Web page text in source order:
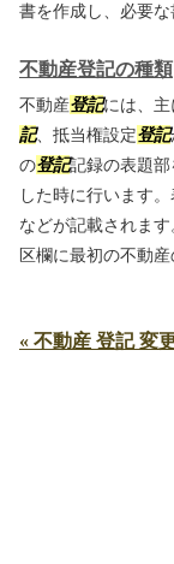
書を作成し、必要な
不動産登記の種類
不動産登記には、
記、抵当権設定登記
の登記記録の表題
した時に行います
などが記載されま
区欄に最初の不動産
« 不動産 登記 変